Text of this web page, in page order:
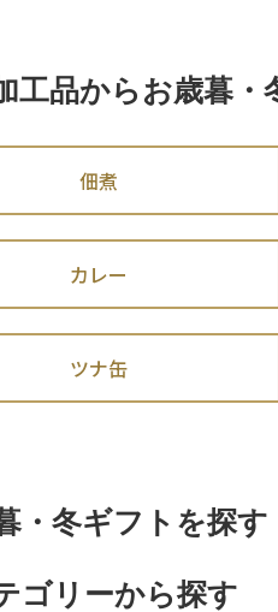
工品からお歳暮・
佃煮
カレー
ツナ缶
・冬ギフトを探す
ゴリーから探す